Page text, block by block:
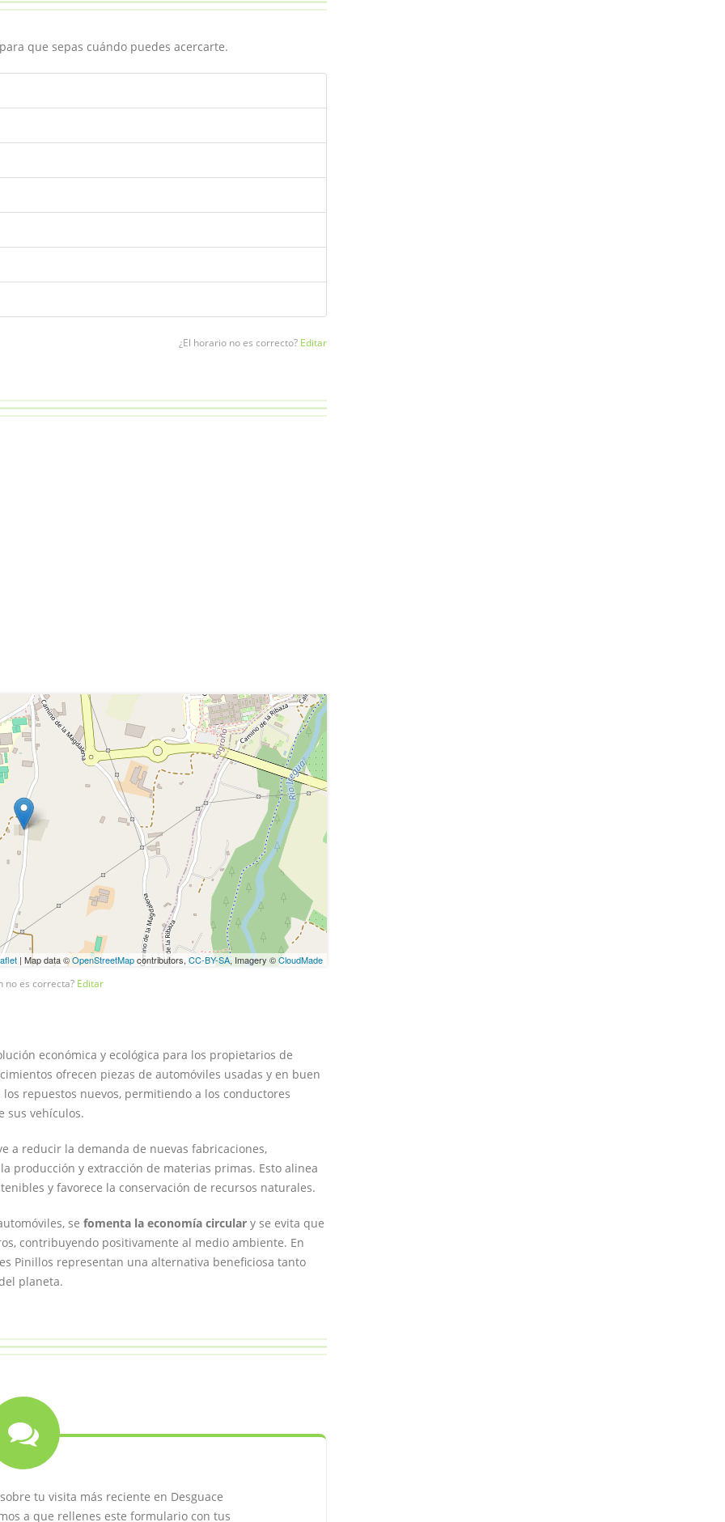
que sepas cuándo puedes acercarte.
¿El horario no es correcto? Editar
| Map data ©OpenStreetMapcontributors, CC-BY-SA, Imagery ©CloudMade
no es correcta? Editar
económica y ecológica para los propietarios de
ofrecen piezas de automóviles usadas y en buen
repuestos nuevos, permitiendo a los conductores
sus vehículos.
a reducir la demanda de nuevas fabricaciones,
producción y extracción de materias primas. Esto alinea
y favorece la conservación de recursos naturales.
se fomenta la economía circular y se evita que
contribuyendo positivamente al medio ambiente. En
Pinillos representan una alternativa beneficiosa tanto
planeta.
tu visita más reciente en Desguace
a que rellenes este formulario con tus